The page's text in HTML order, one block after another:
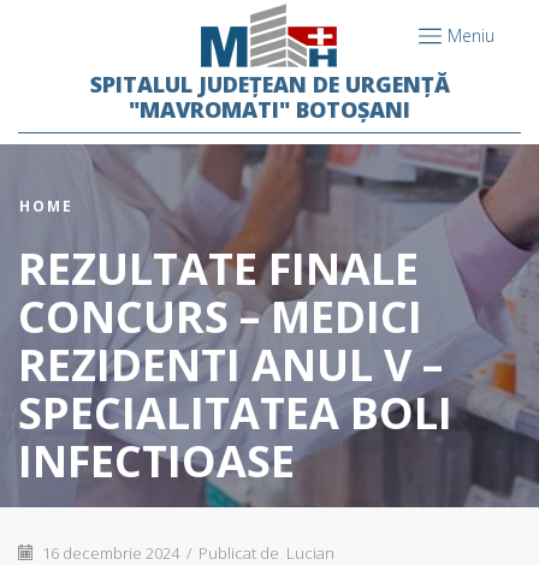
Meniu
SPITALUL JUDEȚEAN DE URGENȚĂ
"MAVROMATI" BOTOȘANI
HOME
REZULTATE FINALE
CONCURS – MEDICI
REZIDENTI ANUL V –
SPECIALITATEA BOLI
INFECTIOASE
16 decembrie 2024 / Publicat de Lucian